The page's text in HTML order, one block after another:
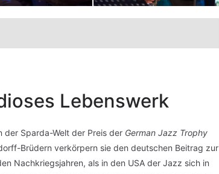
Lebenswerk
der Sparda-Welt der Preis der German Jazz Trophy
Brüdern verkörpern sie den deutschen Beitrag zur
Nachkriegsjahren, als in den USA der Jazz sich in